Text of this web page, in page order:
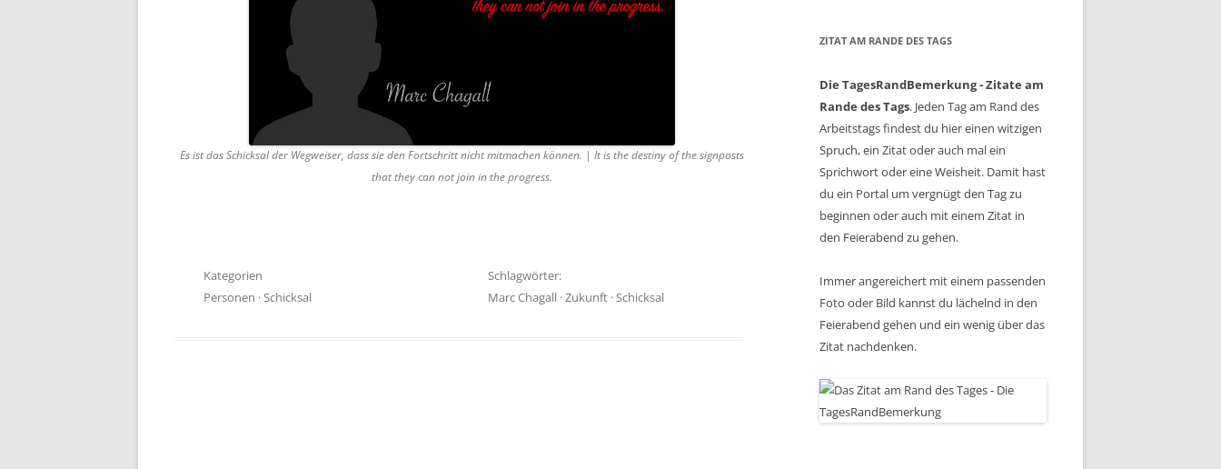
Es ist das Schicksal der Wegweiser, dass sie den Fortschritt nicht mitmachen können. | It is the destiny of the signposts
that they can not join in the progress.
Kategorien
Personen ·Schicksal
Schlagwörter:
Marc Chagall·Zukunft·Schicksal
ZITAT AM RANDE DES TAGS
Die TagesRandBemerkung - Zitate am
Rande des Tags. Jeden Tag am Rand des
Arbeitstags findest du hier einen witzigen
Spruch, ein Zitat oder auch mal ein
Sprichwort oder eine Weisheit. Damit hast
du ein Portal um vergnügt den Tag zu
beginnen oder auch mit einem Zitat in
den Feierabend zu gehen.
Immer angereichert mit einem passenden
Foto oder Bild kannst du lächelnd in den
Feierabend gehen und ein wenig über das
Zitat nachdenken.